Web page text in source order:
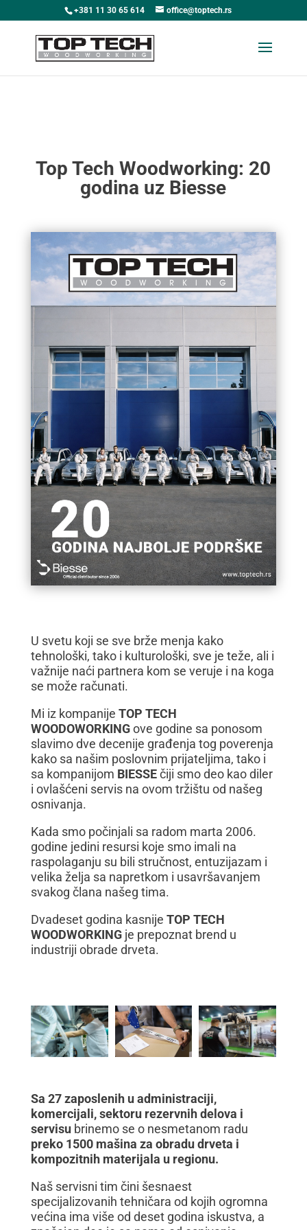
+381 11 30 65 614 office@toptech.rs
Top Tech Woodworking: 20
godina uz Biesse
U svetu koji se sve brže menja kako
tehnološki, tako i kulturološki, sve je teže, ali i
važnije naći partnera kom se veruje i na koga
se može računati.
Mi iz kompanije TOP TECH
WOODOWORKINGove godine sa ponosom
slavimo dve decenije građenja tog poverenja
kako sa našim poslovnim prijateljima, tako i
sa kompanijom BIESSEčiji smo deo kao diler
i ovlašćeni servis na ovom tržištu od našeg
osnivanja.
Kada smo počinjali sa radom marta 2006.
godine jedini resursi koje smo imali na
raspolaganju su bili stručnost, entuzijazam i
velika želja sa napretkom i usavršavanjem
svakog člana našeg tima.
Dvadeset godina kasnije TOP TECH
WOODWORKINGje prepoznat brend u
industriji obrade drveta.
Sa 27 zaposlenih u administraciji,
komercijali, sektoru rezervnih delova i
servisubrinemo se o nesmetanom radu
preko 1500 mašina za obradu drveta i
kompozitnih materijala u regionu.
Naš servisni tim čini šesnaest
specijalizovanih tehničara od kojih ogromna
većina ima više od deset godina iskustva, a